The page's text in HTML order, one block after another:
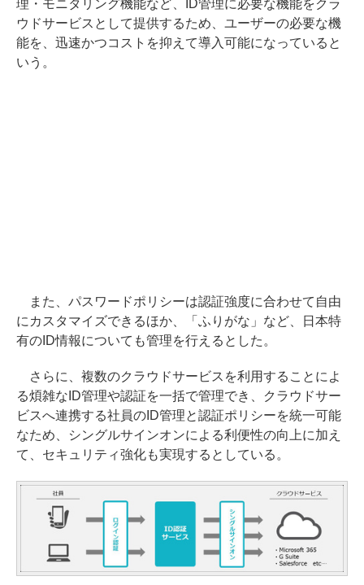
理・モニタリング機能など、ID管理に必要な機能をクラ
ウドサービスとして提供するため、ユーザーの必要な機
能を、迅速かつコストを抑えて導入可能になっていると
いう。
また、パスワードポリシーは認証強度に合わせて自由
にカスタマイズできるほか、「ふりがな」など、日本特
有のID情報についても管理を行えるとした。
さらに、複数のクラウドサービスを利用することによ
る煩雑なID管理や認証を一括で管理でき、クラウドサー
ビスへ連携する社員のID管理と認証ポリシーを統一可能
なため、シングルサインオンによる利便性の向上に加え
て、セキュリティ強化も実現するとしている。